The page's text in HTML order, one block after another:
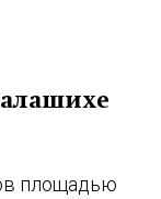
площадью